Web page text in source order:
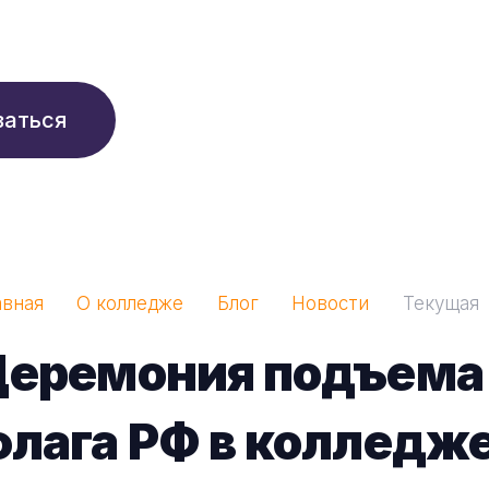
О колледже Блог Новости Текущая
подъема
РФ в